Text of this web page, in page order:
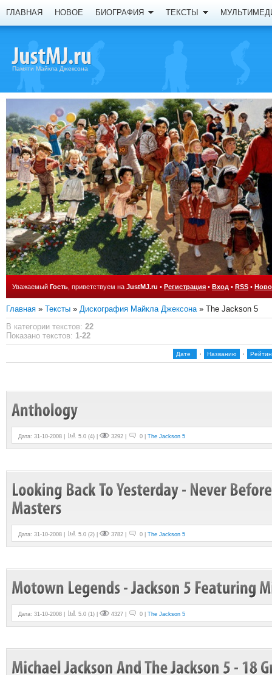
ГЛАВНАЯ НОВОЕ БИОГРАФИЯ ТЕКСТЫ
Памяти Майкла Джексона
Уважаемый Гость , приветствуем на JustMJ.ru • Регистрация • Вход • RSS •
Главная » Тексты » Дискография Майкла Джексона» The Jackson 5
В категории текстов: 22
Показано текстов: 1-22
Дате · Названию ·
Дата: 31-10-2008 | 5.0 (4) | 3292 | 0 | The Jackson 5
Дата: 31-10-2008 | 5.0 (2) | 3782 | 0 | The Jackson 5
Дата: 31-10-2008 | 5.0 (1) | 4327 | 0 | The Jackson 5